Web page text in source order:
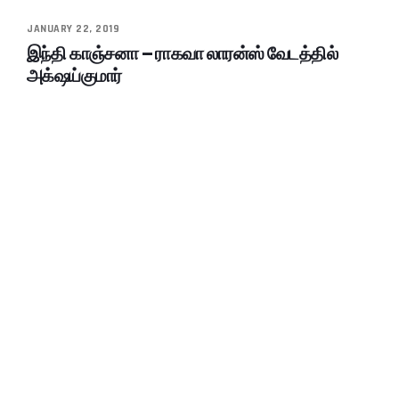
JANUARY 22, 2019
இந்தி காஞ்சனா – ராகவா லாரன்ஸ் வேடத்தில்
அக்‌ஷய்குமார்